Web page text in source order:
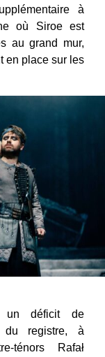
à
où Siroe est
au grand mur,
en place sur les
un déficit de
du registre, à
ténors Rafał